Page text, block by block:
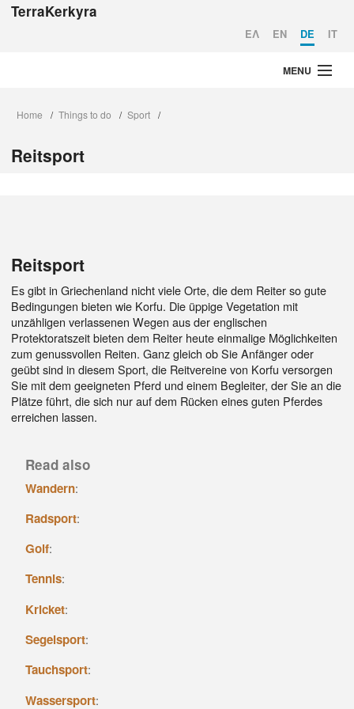
TerraKerkyra
EΛ EN DE IT
MENU
Destinations
Home / Things to do / Sport /
Reitsport
Reitsport
Es gibt in Griechenland nicht viele Orte, die dem Reiter so gute
Bedingungen bieten wie Korfu. Die üppige Vegetation mit
unzähligen verlassenen Wegen aus der englischen
Protektoratszeit bieten dem Reiter heute einmalige Möglichkeiten
zum genussvollen Reiten. Ganz gleich ob Sie Anfänger oder
geübt sind in diesem Sport, die Reitvereine von Korfu versorgen
Sie mit dem geeigneten Pferd und einem Begleiter, der Sie an die
Plätze führt, die sich nur auf dem Rücken eines guten Pferdes
erreichen lassen.
Read also
Wandern:
Radsport:
Golf:
Tennis:
Kricket:
Segelsport:
Tauchsport:
Wassersport: